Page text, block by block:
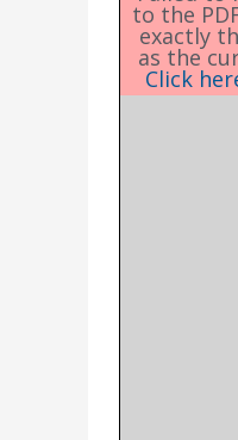
to the
exactly
as the
Click